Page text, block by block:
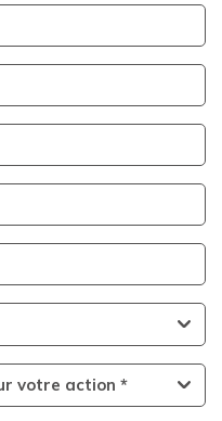
votre action *